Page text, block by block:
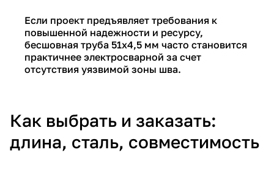
Если проект предъявляет требования к
повышенной надежности и ресурсу,
бесшовная труба 51х4,5 мм часто становится
практичнее электросварной за счет
отсутствия уязвимой зоны шва.
Как выбрать и заказать:
длина, сталь, совместимость